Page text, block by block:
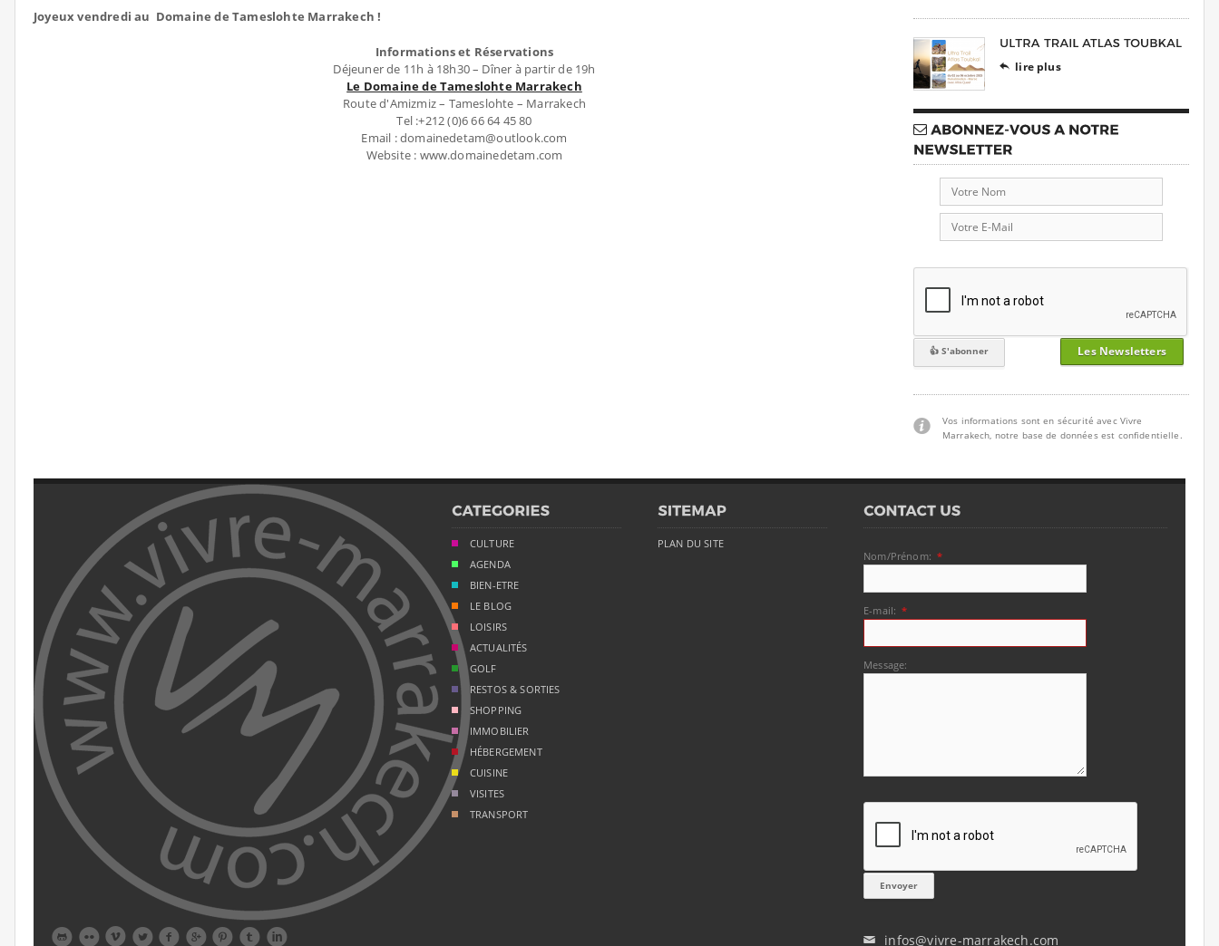
Joyeux vendredi au Domaine de Tameslohte Marrakech !
Informations et Réservations
Déjeuner de 11h à 18h30 – Dîner à partir de 19h
Le Domaine de Tameslohte Marrakech
Route d'Amizmiz – Tameslohte – Marrakech
Tel :+212 (0)6 66 64 45 80
Email : domainedetam@outlook.com
Website : www.domainedetam.com
 lire plus
Les Newsletters
Vos informations sont en sécurité avec Vivre
Marrakech, notre base de données est confidentielle.
        
CULTURE
AGENDA
BIEN-ETRE
LE BLOG
LOISIRS
ACTUALITÉS
GOLF
RESTOS & SORTIES
SHOPPING
IMMOBILIER
HÉBERGEMENT
CUISINE
VISITES
TRANSPORT
PLAN DU SITE
Nom/Prénom: *
E-mail: *
Message:
✉ infos@vivre-marrakech.com